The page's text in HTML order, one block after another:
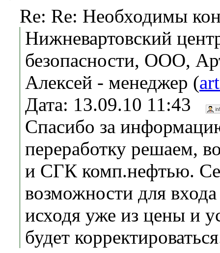
Re: Re: Необходимы
Нижневартовский
безопасности, ООО,
Алексей - менеджер (
Дата: 13.09.10 11:43
Спасибо за
переработку решаем,
и СГК комп.нефтью.
возможности для
исходя уже из цены и
будет